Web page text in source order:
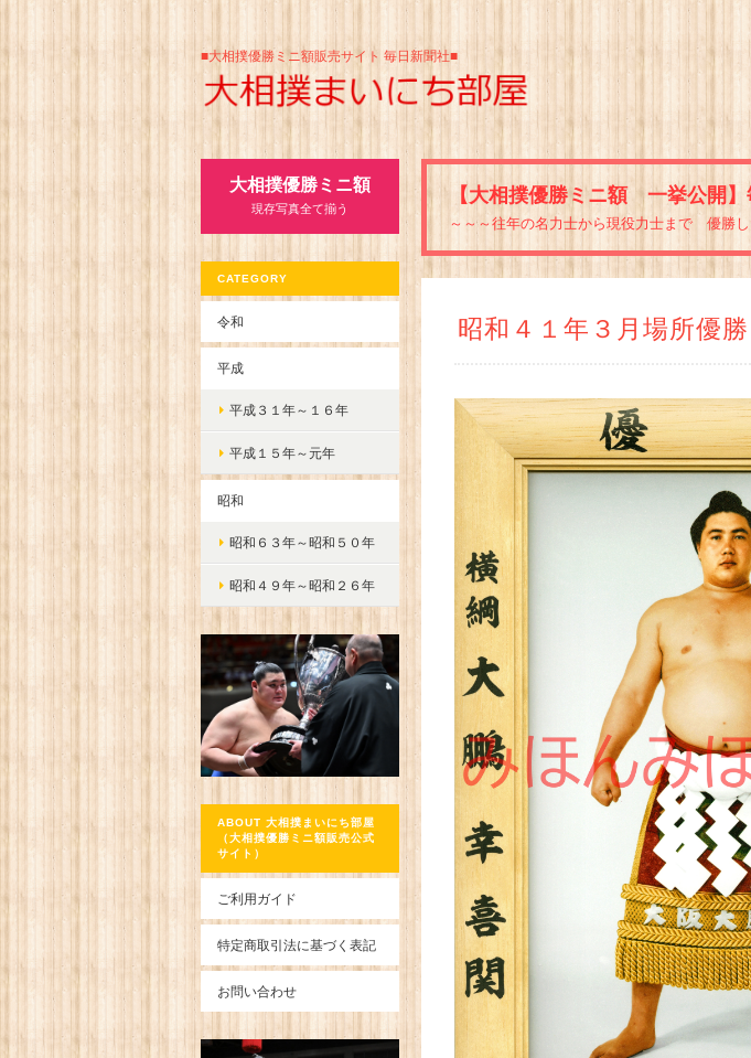
■大相撲優勝ミニ額販売サイト 毎日新聞社■
【大相撲優勝ミニ額 一挙公開
～～～往年の名力士から現役力士まで 優勝
昭和４１年３月場所優
大相撲優勝ミニ額
現存写真全て揃う
CATEGORY
令和
平成
平成３１年～１６年
平成１５年～元年
昭和
昭和６３年～昭和５０年
昭和４９年～昭和２６年
ABOUT 大相撲まいにち部屋
（大相撲優勝ミニ額販売公式
サイト）
ご利用ガイド
特定商取引法に基づく表記
お問い合わせ